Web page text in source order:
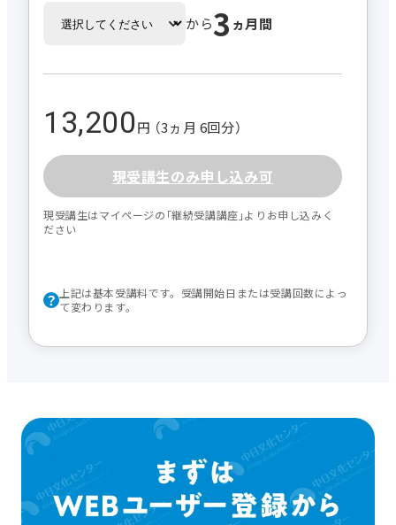
から3 ヵ月間
13,200円 （3ヵ月 6回分）
現受講生のみ申し込み可
現受講生はマイページの｢継続受講講座｣よりお申し込みく
ださい
上記は基本受講料です。受講開始日または受講回数によっ
て変わります。